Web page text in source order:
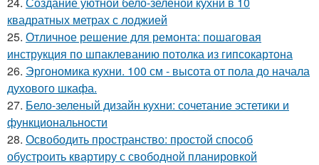
квадратных метрах с лоджией
25. Отличное решение для ремонта: пошаговая
инструкция по шпаклеванию потолка из гипсокартона
26. Эргономика кухни. 100 см - высота от пола до начала
духового шкафа.
27. Бело-зеленый дизайн кухни: сочетание эстетики и
функциональности
28. Освободить пространство: простой способ
обустроить квартиру с свободной планировкой